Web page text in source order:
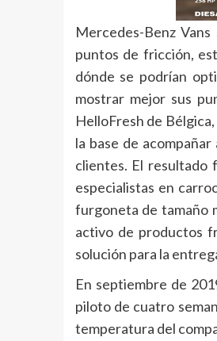
Mercedes-Benz
puntos de fricción,
dónde se podrían
mostrar mejor sus
HelloFresh de
la base de
clientes. El resultado
especialistas en
furgoneta de tamaño
activo de productos
solución para la
En septiembre de
piloto de cuatro
temperatura del